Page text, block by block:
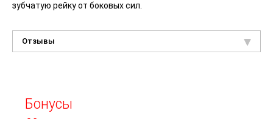
зубчатую рейку от бо­ковых сил.
Отзывы
Бонусы